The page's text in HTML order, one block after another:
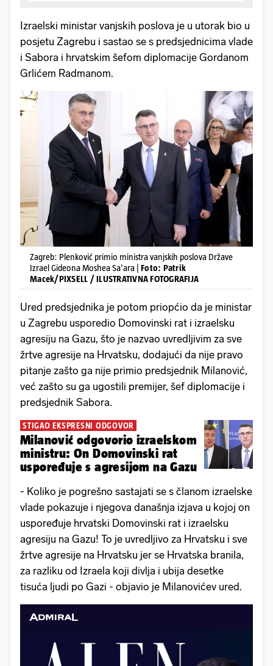
Izraelski ministar vanjskih poslova je u utorak bio u
posjetu Zagrebu i sastao se s predsjednicima vlade
i Sabora i hrvatskim šefom diplomacije Gordanom
Grlićem Radmanom.
Zagreb: Plenković primio ministra vanjskih poslova Države
Izrael Gideona Moshea Sa'ara | Foto: Patrik
Macek/PIXSELL / ILUSTRATIVNA FOTOGRAFIJA
Ured predsjednika je potom priopćio da je ministar
u Zagrebu usporedio Domovinski rat i izraelsku
agresiju na Gazu, što je nazvao uvredljivim za sve
žrtve agresije na Hrvatsku, dodajući da nije pravo
pitanje zašto ga nije primio predsjednik Milanović,
već zašto su ga ugostili premijer, šef diplomacije i
predsjednik Sabora.
STIGAO EKSPRESNI ODGOVOR
Milanović odgovorio izraelskom
ministru: On Domovinski rat
uspoređuje s agresijom na Gazu
- Koliko je pogrešno sastajati se s članom izraelske
vlade pokazuje i njegova današnja izjava u kojoj on
uspoređuje hrvatski Domovinski rat i izraelsku
agresiju na Gazu! To je uvredljivo za Hrvatsku i sve
žrtve agresije na Hrvatsku jer se Hrvatska branila,
za razliku od Izraela koji divlja i ubija desetke
tisuća ljudi po Gazi - objavio je Milanovićev ured.